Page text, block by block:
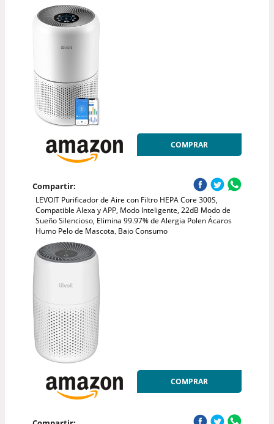
COMPRAR
Compartir:
LEVOIT Purificador de Aire con Filtro HEPA Core 300S,
Compatible Alexa y APP, Modo Inteligente, 22dB Modo de
Sueño Silencioso, Elimina 99.97% de Alergia Polen Ácaros
Humo Pelo de Mascota, Bajo Consumo
COMPRAR